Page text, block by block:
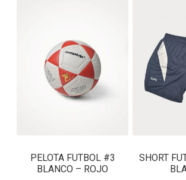
PELOTA FUTBOL #3
BLANCO – ROJO
SHORT